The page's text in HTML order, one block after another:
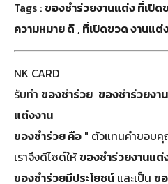
Tags :ของชำร่วยงานแต่ง ที่เปิด
ความหมาย ดี , ที่เปิดขวด งานแต่
NK CARD
รับทำ ของชำร่วย ของชำร่วยงา
แต่งงาน
ของชําร่วย คือ " ตัวแทนคำขอบคุ
เราจึงดีไซด์ให้ของชําร่วยงานแ
ของชำร่วยมีประโยชน์ และเป็น ข